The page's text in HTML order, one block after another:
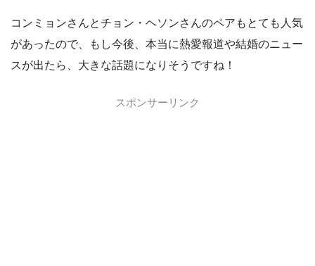
コンミョンさんとチョン・ヘソンさんのペアもとても人気
があったので、もし今後、本当に熱愛報道や結婚のニュー
スが出たら、大きな話題になりそうですね！
スポンサーリンク